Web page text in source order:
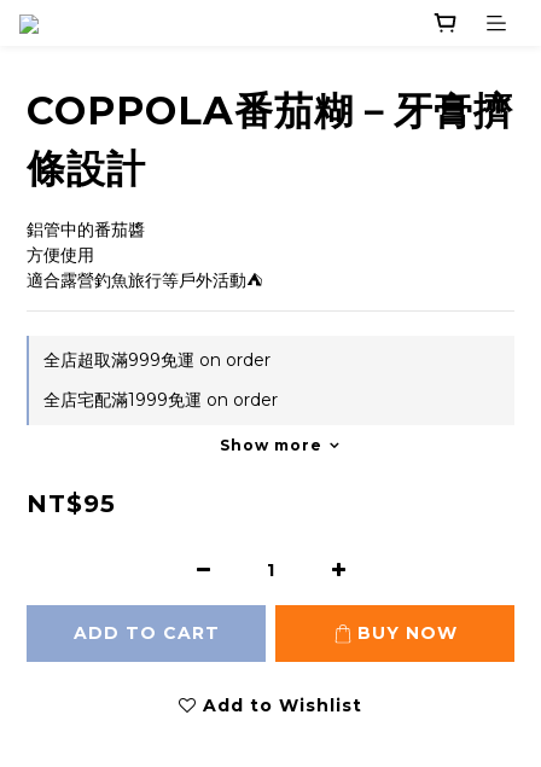
COPPOLA番茄糊－牙膏擠
條設計
鋁管中的番茄醬
方便使用
適合露營釣魚旅行等戶外活動⛺️
全店超取滿999免運 on order
全店宅配滿1999免運 on order
Show more
NT$95
ADD TO CART BUY NOW
Add to Wishlist